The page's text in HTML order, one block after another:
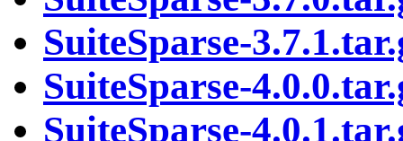
SuiteSparse-
SuiteSparse-
SuiteSparse-